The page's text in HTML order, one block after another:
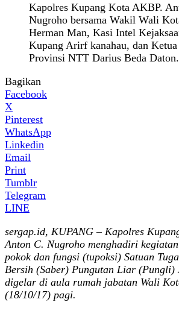
Kapolres Kupang Kota AKBP.
Nugroho bersama Wakil Wali
Herman Man, Kasi Intel
Kupang Arirf kanahau, dan Ketua
Provinsi NTT Darius Beda Daton.
Bagikan
Facebook
X
Pinterest
WhatsApp
Linkedin
Email
Print
Tumblr
Telegram
LINE
sergap.id, KUPANG – Kapolres
Anton C. Nugroho menghadiri
pokok dan fungsi (tupoksi) Satuan
Bersih (Saber) Pungutan Liar (Pungli)
digelar di aula rumah jabatan Wali
(18/10/17) pagi.